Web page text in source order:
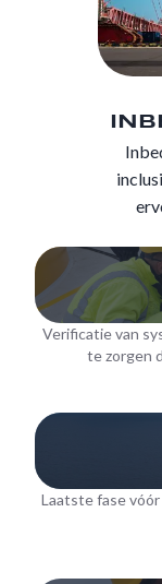
Verificatie van
te zorgen
Laatste fase